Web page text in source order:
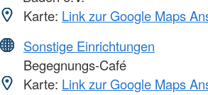
Karte: Link zur Google Maps
Sonstige Einrichtungen
Begegnungs-Café
Karte: Link zur Google Maps